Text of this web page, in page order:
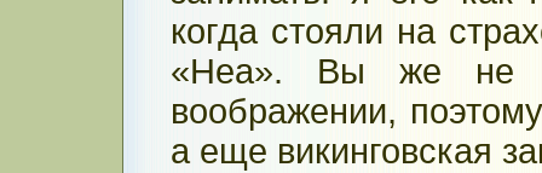
когда стояли на
«Неа». Вы же не
воображении,
а еще викинговская